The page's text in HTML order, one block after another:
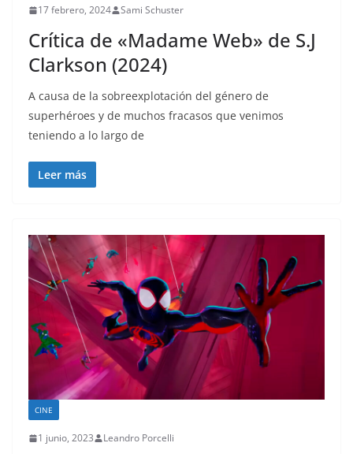
17 febrero, 2024 Sami Schuster
Crítica de «Madame Web» de S.J
Clarkson (2024)
A causa de la sobreexplotación del género de
superhéroes y de muchos fracasos que venimos
teniendo a lo largo de
Leer más
CINE
1 junio, 2023 Leandro Porcelli